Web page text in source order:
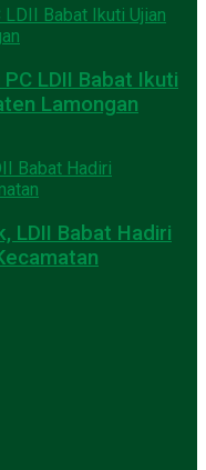
LDII Babat Ikuti
Lamongan
LDII Babat Hadiri